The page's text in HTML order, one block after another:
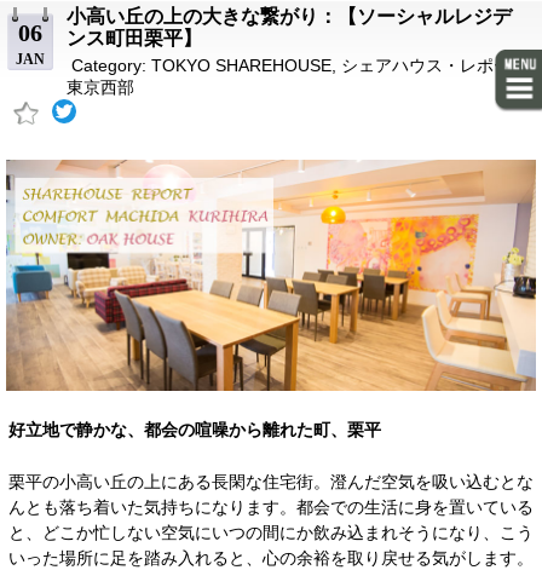
06
JAN
小高い丘の上の大きな繋がり：【ソーシャルレジデ
ンス町田栗平】
Category: TOKYO SHAREHOUSE シェアハウス・レポート,
東京西部
好立地で静かな、都会の喧噪から離れた町、栗平
栗平の小高い丘の上にある長閑な住宅街。澄んだ空気を吸い込むとな
んとも落ち着いた気持ちになります。都会での生活に身を置いている
と、どこか忙しない空気にいつの間にか飲み込まれそうになり、こう
いった場所に足を踏み入れると、心の余裕を取り戻せる気がします。